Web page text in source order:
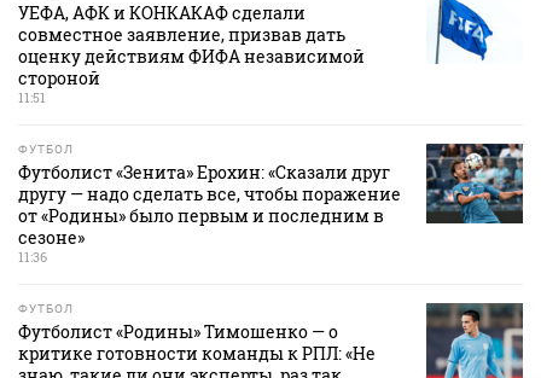
УЕФА, АФК и КОНКАКАФ сделали
совместное заявление, призвав дать
оценку действиям ФИФА независимой
стороной
11:51
ФУТБОЛ
Футболист «Зенита» Ерохин: «Сказали друг
другу — надо сделать все, чтобы поражение
от «Родины» было первым и последним в
сезоне»
11:36
ФУТБОЛ
Футболист «Родины» Тимошенко — о
критике готовности команды к РПЛ: «Не